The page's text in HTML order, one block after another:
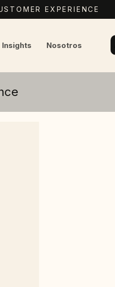
EXPERIENCE
Insights Nosotros